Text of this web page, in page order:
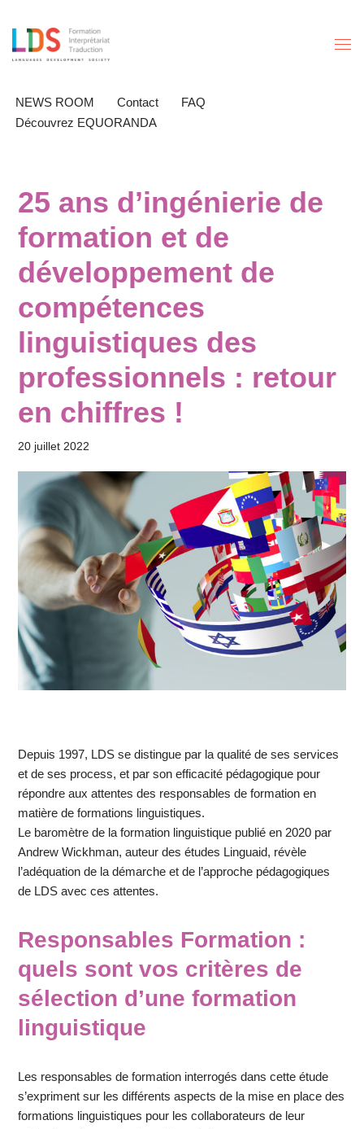
au
NEWS ROOM
Contact
FAQ
Découvrez EQUORANDA
25 ans d’ingénierie de
formation et de
développement de
compétences
linguistiques des
professionnels : retour
en chiffres !
20 juillet 2022
Depuis 1997, LDS se distingue par la qualité de ses services
et de ses process, et par son efficacité pédagogique pour
répondre aux attentes des responsables de formation en
matière de formations linguistiques.
Le baromètre de la formation linguistique publié en 2020 par
Andrew Wickhman, auteur des études Linguaid, révèle
l’adéquation de la démarche et de l’approche pédagogiques
de LDS avec ces attentes.
Responsables Formation :
quels sont vos critères de
sélection d’une formation
linguistique
Les responsables de formation interrogés dans cette étude
s’expriment sur les différents aspects de la mise en place des
formations linguistiques pour les collaborateurs de leur